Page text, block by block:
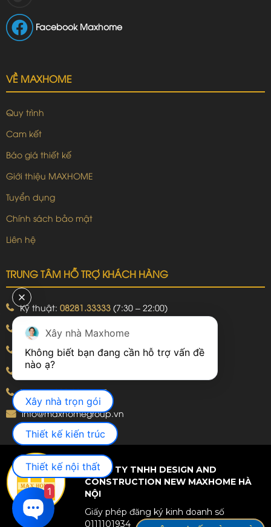
Facebook Maxhome
VỀ MAXHOME
Quy trình
Cam kết
Báo giá thiết kế
Giới thiệu MAXHOME
Tuyển dụng
Chính sách bảo mật
Liên hệ
TRUNG TÂM HỖ TRỢ KHÁCH HÀNG
Kỹ thuật: 08281.33333 (7:30 – 22:00)
Khiếu nại: 09240.99999 (7:30 – 22:00)
Bảo hành:09240.99999(8:00 – 21:00)
Hotline: 092.774.8888
Hotline: 092.924.5555
info@maxhomegroup.vn
CÔNG TY TNHH DESIGN AND
CONSTRUCTION NEW MAXHOME HÀ
NỘI
Giấy phép đăng ký kinh doanh số
0111101934
Xây nhà Maxhome
Không biết bạn đang cần hỗ trợ vấn đề
Xây nhà trọn gói
Thiết kế kiến trúc
Thiết kế nội thất
1